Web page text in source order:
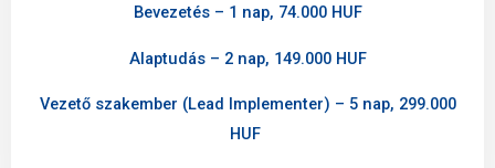
Bevezetés – 1 nap, 74.000 HUF
Alaptudás – 2 nap, 149.000 HUF
Vezető szakember (Lead Implementer) – 5 nap, 299.000
HUF